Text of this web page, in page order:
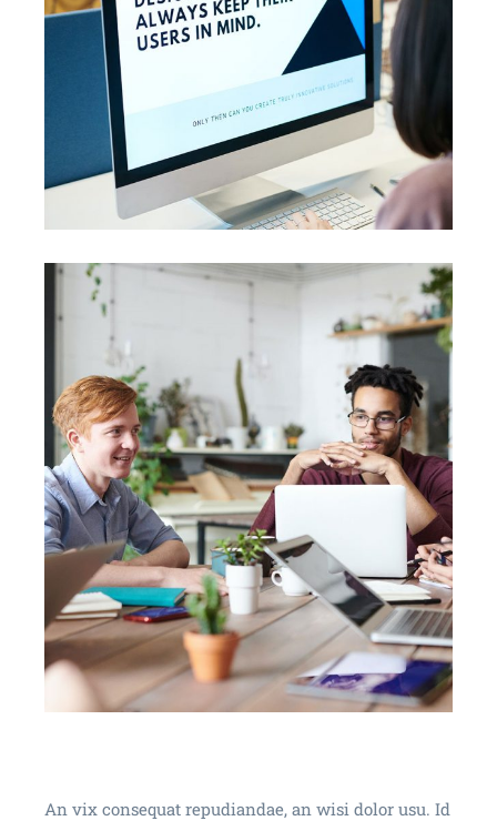
An vix consequat repudiandae, an wisi dolor usu. Id